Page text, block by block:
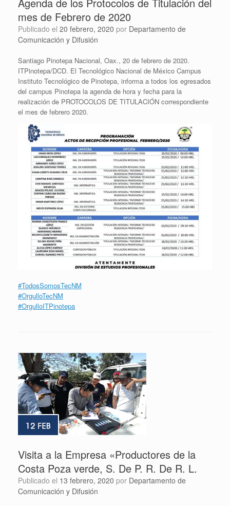
mes de Febrero de 2020
Publicado el 20 febrero, 2020 por Departamento de
Comunicación y Difusión
Santiago Pinotepa Nacional, Oax., 20 de febrero de 2020.
ITPinotepa/DCD. El Tecnológico Nacional de México Campus
Instituto Tecnológico de Pinotepa, informa a todos los egresados
del campus Pinotepa la agenda de hora y fecha para la
realización de PROTOCOLOS DE TITULACIÓN correspondiente
el mes de febrero 2020.
#TodosSomosTecNM
#OrgulloTecNM
#OrgulloITPinotepa
Visita a la Empresa «Productores de la
Costa Poza verde, S. De P. R. De R. L.
Publicado el 13 febrero, 2020 por Departamento de
Comunicación y Difusión